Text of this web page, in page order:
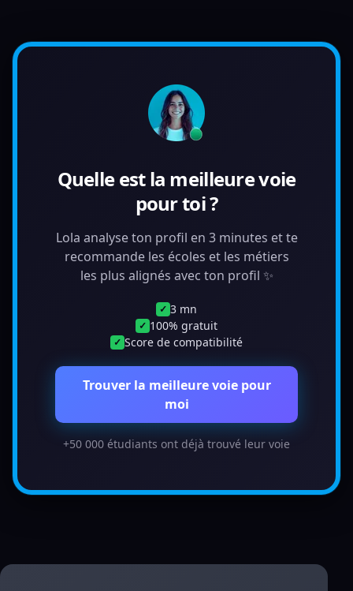
Quelle est la meilleure voie
pour toi ?
Lola analyse ton profil en 3 minutes et te
recommande les écoles et les métiers
les plus alignés avec ton profil ✨
✓ 3 mn
✓ 100% gratuit
✓ Score de compatibilité
Trouver la meilleure voie pour
moi
+50 000 étudiants ont déjà trouvé leur voie